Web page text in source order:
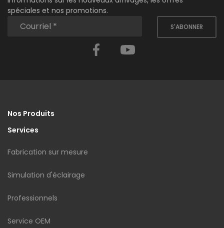
spéciales et nos promotions.
S'ABONNER
Facebook
Nos Produits
Services
Fabrication sur mesure
Simulation d'éclairage
Professionnels
Service OEM